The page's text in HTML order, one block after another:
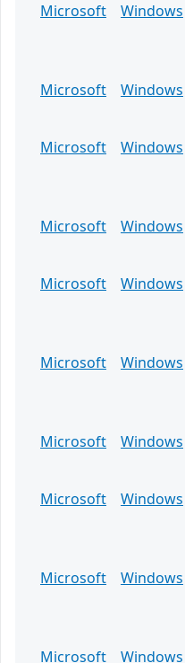
Microsoft
Windows
Microsoft
Windows
Microsoft
Windows
Microsoft
Windows
Microsoft
Windows
Microsoft
Windows
Microsoft
Windows
Microsoft
Windows
Microsoft
Windows
Microsoft
Windows